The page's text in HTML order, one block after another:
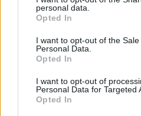
grant or deny consent to
use your data for below
consent section.
personal data.
Opted In
I want to opt-out of the
Personal Data.
Opted In
I want to opt-out of
Personal Data for Targeted
Opted In
(Biztosan fáradt vagy.